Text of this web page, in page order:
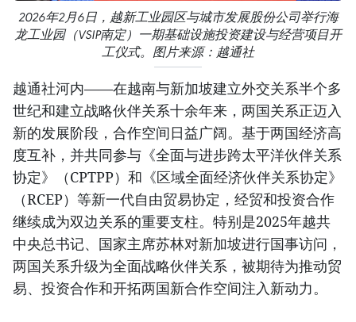
2026年2月6日，越新工业园区与城市发展股份公司举行海
龙工业园（VSIP南定）一期基础设施投资建设与经营项目开
工仪式。图片来源：越通社
越通社河内——在越南与新加坡建立外交关系半个多
世纪和建立战略伙伴关系十余年来，两国关系正迈入
新的发展阶段，合作空间日益广阔。基于两国经济高
度互补，并共同参与《全面与进步跨太平洋伙伴关系
协定》（CPTPP）和《区域全面经济伙伴关系协定》
（RCEP）等新一代自由贸易协定，经贸和投资合作
继续成为双边关系的重要支柱。特别是2025年越共
中央总书记、国家主席苏林对新加坡进行国事访问，
两国关系升级为全面战略伙伴关系，被期待为推动贸
易、投资合作和开拓两国新合作空间注入新动力。